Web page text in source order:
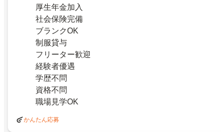
厚生年金加入
社会保険完備
ブランクOK
制服貸与
フリーター歓迎
経験者優遇
学歴不問
資格不問
職場見学OK
かんたん応募